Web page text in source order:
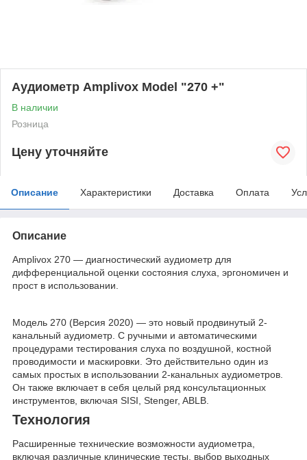
Аудиометр Amplivox Model "270 +"
В наличии
Розница
Цену уточняйте
Описание Характеристики Доставка Оплата
Описание
Amplivox 270 — диагностический аудиометр для
дифференциальной оценки состояния слуха, эргономичен и
прост в использовании.
Модель 270 (Версия 2020) — это новый продвинутый 2-
канальный аудиометр. С ручными и автоматическими
процедурами тестирования слуха по воздушной, костной
проводимости и маскировки. Это действительно один из
самых простых в использовании 2-канальных аудиометров.
Он также включает в себя целый ряд консультационных
инструментов, включая SISI, Stenger, ABLB.
Технология
Расширенные технические возможности аудиометра,
включая различные клинические тесты, выбор выходных